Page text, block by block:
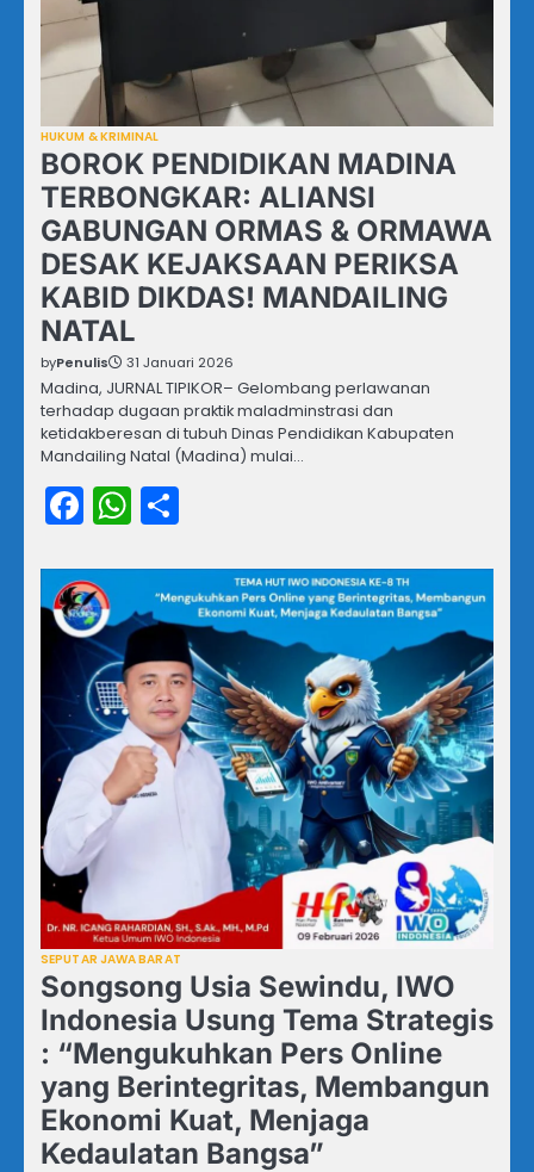
HUKUM & KRIMINAL
BOROK PENDIDIKAN MADINA
TERBONGKAR: ALIANSI
GABUNGAN ORMAS & ORMAWA
DESAK KEJAKSAAN PERIKSA
KABID DIKDAS! MANDAILING
NATAL
byPenulis 31 Januari 2026
Madina, JURNAL TIPIKOR– Gelombang perlawanan
terhadap dugaan praktik maladminstrasi dan
ketidakberesan di tubuh Dinas Pendidikan Kabupaten
Mandailing Natal (Madina) mulai…
Facebook
WhatsApp
SEPUTAR JAWA BARAT
Songsong Usia Sewindu, IWO
Indonesia Usung Tema Strategis
: “Mengukuhkan Pers Online
yang Berintegritas, Membangun
Ekonomi Kuat, Menjaga
Kedaulatan Bangsa”